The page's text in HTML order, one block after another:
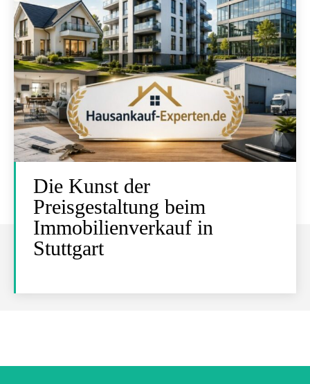
Die Kunst der
Preisgestaltung beim
Immobilienverkauf in
Stuttgart